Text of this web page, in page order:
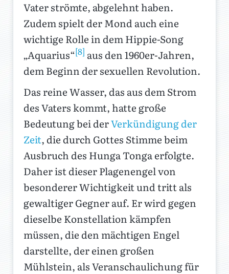
Vater strömte, abgelehnt haben.
Zudem spielt der Mond auch eine
wichtige Rolle in dem Hippie-Song
„Aquarius“[8] aus den 1960er-Jahren,
dem Beginn der sexuellen Revolution.
Das reine Wasser, das aus dem Strom
des Vaters kommt, hatte große
Bedeutung bei derVerkündigung der
Zeit, die durch Gottes Stimme beim
Ausbruch des Hunga Tonga erfolgte.
Daher ist dieser Plagenengel von
besonderer Wichtigkeit und tritt als
gewaltiger Gegner auf. Er wird gegen
dieselbe Konstellation kämpfen
müssen, die den mächtigen Engel
darstellte, der einen großen
Mühlstein, als Veranschaulichung für